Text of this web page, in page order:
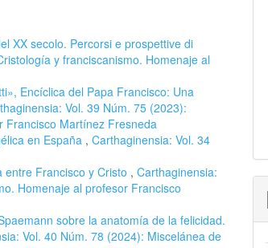
XX secolo. Percorsi e prospettive di
y franciscanismo. Homenaje al
Encíclica del Papa Francisco: Una
Vol. 39 Núm. 75 (2023):
Francisco Martínez Fresneda
en España , Carthaginensia: Vol. 34
Francisco y Cristo , Carthaginensia:
Homenaje al profesor Francisco
sobre la anatomía de la felicidad.
Vol. 40 Núm. 78 (2024): Miscelánea de